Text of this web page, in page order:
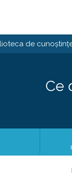
de
Ce